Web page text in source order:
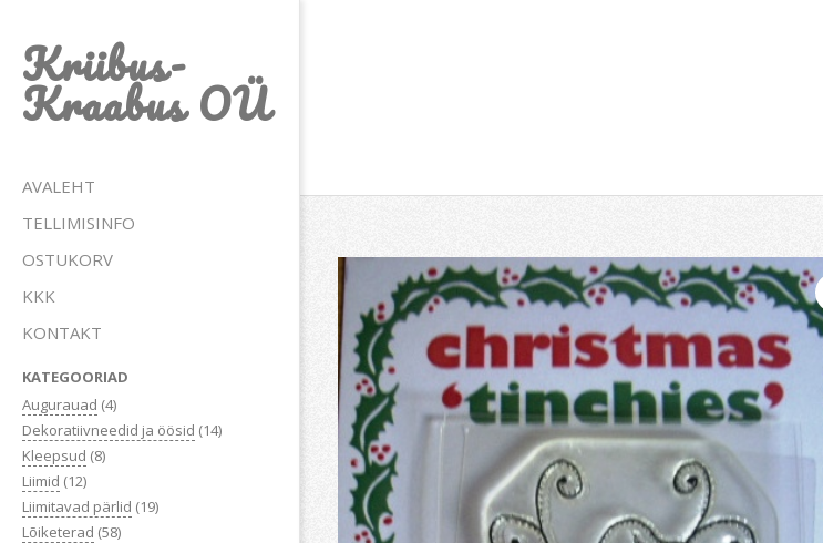
content
Kriibus-
Kraabus OÜ
Primary
Menu
AVALEHT
TELLIMISINFO
OSTUKORV
KKK
KONTAKT
KATEGOORIAD
Augurauad (4)
Dekoratiivneedid ja öösid (14)
Kleepsud (8)
Liimid (12)
Liimitavad pärlid (19)
Lõiketerad (58)